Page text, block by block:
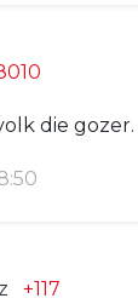
die gozer.
+117